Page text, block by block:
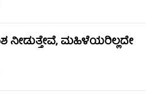
ಮಹಿಳೆಯರಿಲ್ಲದೇ